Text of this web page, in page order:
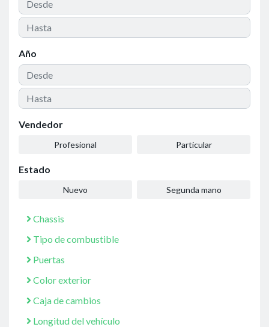
Año
Vendedor
Profesional Particular
Estado
Nuevo Segunda mano
Chassis
Tipo de combustible
Puertas
Color exterior
Caja de cambios
Longitud del vehículo